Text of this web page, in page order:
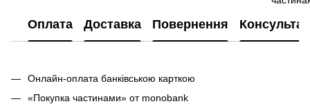
Оплата Доставка Повернення
Онлайн-оплата банківською карткою
«Покупка частинами» от monobank